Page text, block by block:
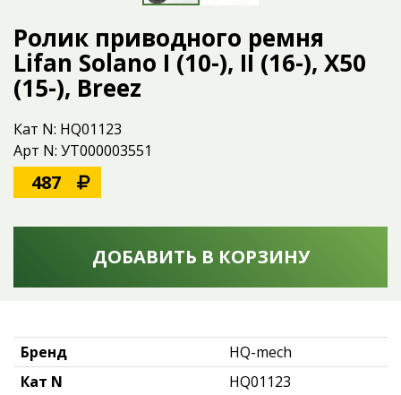
Ролик приводного ремня
Lifan Solano I (10-), II (16-), X50
(15-), Breez
Кат N: HQ01123
Арт N: УТ000003551
487
ДОБАВИТЬ В КОРЗИНУ
Бренд
HQ-mech
Кат N
HQ01123